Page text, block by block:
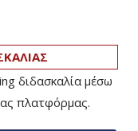
διδασκαλία μέσω
πλατφόρμας.